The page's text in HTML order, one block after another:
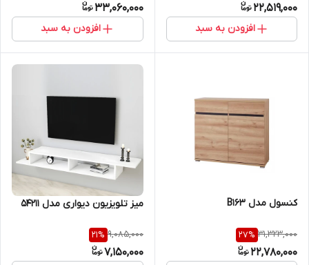
22,519,000
افزودن به سبد
33,060,000
افزودن به سبد
کنسول مدل B163
31,323,000
27%
22,780,000
میز تلویزیون دیواری مدل 54211
9,085,000
21%
7,150,000